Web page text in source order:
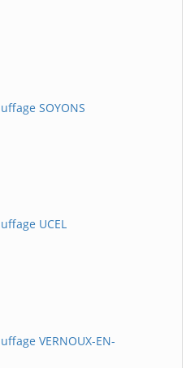
SOYONS
UCEL
VERNOUX-EN-